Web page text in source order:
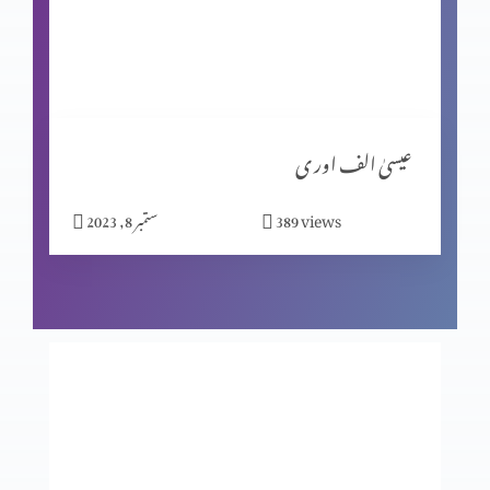
گنا ہ کی مزدوری
خدا اور ہم
عیسیٰ الف اور ی
ستمبر 8, 2023 389views